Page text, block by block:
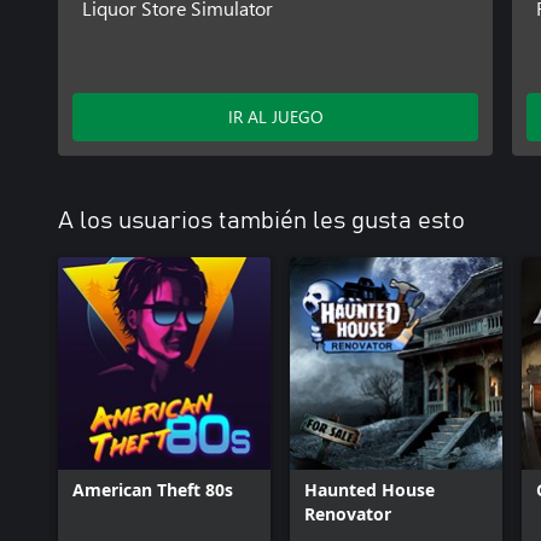
Liquor Store Simulator
IR AL JUEGO
A los usuarios también les gusta esto
American Theft 80s
Haunted House
Renovator